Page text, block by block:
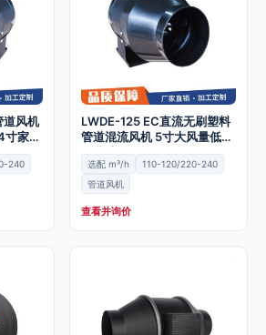
道风机
寸家用
240
LWDE-125 EC直流无刷塑料
管道混流风机 5寸大风量低噪
工业油烟风机
选配 m³/h
110-120/220-240
管道风机
查看并询价